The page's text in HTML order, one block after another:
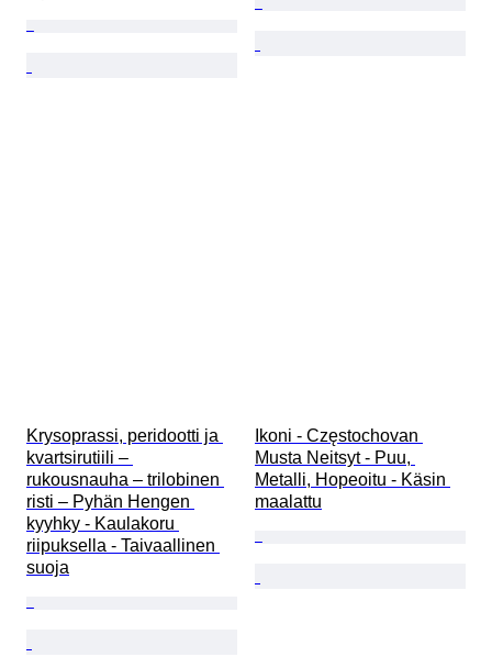
Krysoprassi, peridootti ja
kvartsirutiili –
rukousnauha – trilobinen
risti – Pyhän Hengen
kyyhky - Kaulakoru
riipuksella - Taivaallinen
suoja
Ikoni - Częstochovan
Musta Neitsyt - Puu,
Metalli, Hopeoitu - Käsin
maalattu